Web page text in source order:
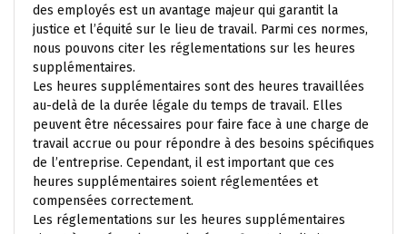
des employés est un avantage majeur qui garantit la
justice et l’équité sur le lieu de travail. Parmi ces normes,
nous pouvons citer les réglementations sur les heures
supplémentaires.
Les heures supplémentaires sont des heures travaillées
au-delà de la durée légale du temps de travail. Elles
peuvent être nécessaires pour faire face à une charge de
travail accrue ou pour répondre à des besoins spécifiques
de l’entreprise. Cependant, il est important que ces
heures supplémentaires soient réglementées et
compensées correctement.
Les réglementations sur les heures supplémentaires